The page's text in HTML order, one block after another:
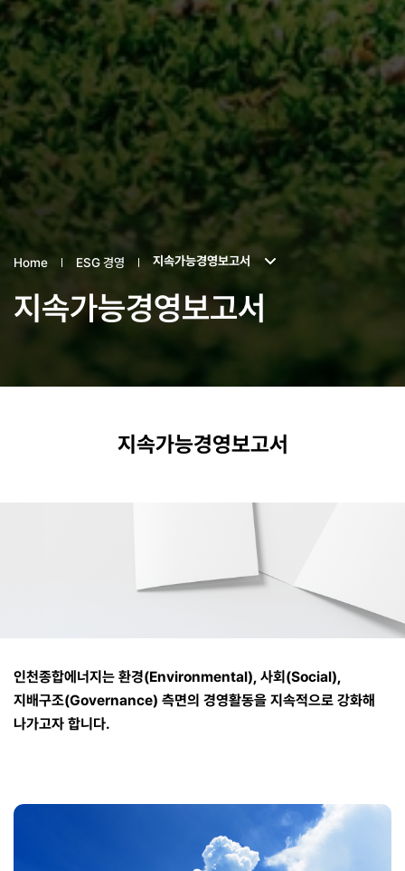
Home ESG 경영 지속가능경영보고서
지속가능경영보고서
지속가능경영보고서
인천종합에너지는 환경(Environmental), 사회(Social),
지배구조(Governance) 측면의 경영활동을 지속적으로 강화해
나가고자 합니다.